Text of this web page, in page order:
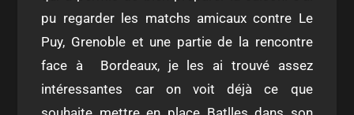
pu regarder les matchs amicaux contre Le
Puy, Grenoble et une partie de la rencontre
face à Bordeaux, je les ai trouvé assez
intéressantes car on voit déjà ce que